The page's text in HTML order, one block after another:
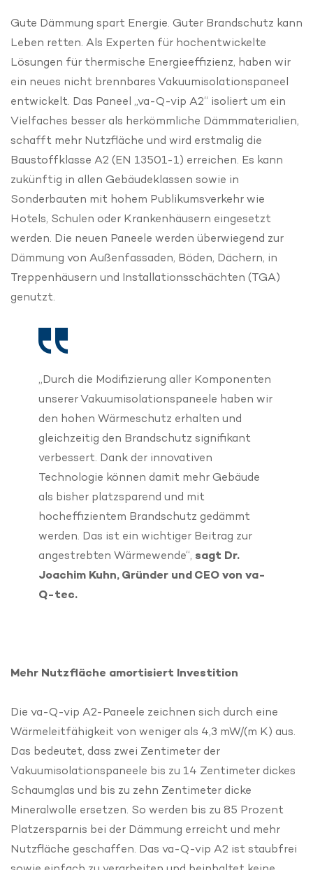
Gute Dämmung spart Energie. Guter Brandschutz kann
Leben retten. Als Experten für hochentwickelte
Lösungen für thermische Energieeffizienz, haben wir
ein neues nicht brennbares Vakuumisolationspaneel
entwickelt. Das Paneel „va-Q-vip A2“ isoliert um ein
Vielfaches besser als herkömmliche Dämmmaterialien,
schafft mehr Nutzfläche und wird erstmalig die
Baustoffklasse A2 (EN 13501-1) erreichen. Es kann
zukünftig in allen Gebäudeklassen sowie in
Sonderbauten mit hohem Publikumsverkehr wie
Hotels, Schulen oder Krankenhäusern eingesetzt
werden. Die neuen Paneele werden überwiegend zur
Dämmung von Außenfassaden, Böden, Dächern, in
Treppenhäusern und Installationsschächten (TGA)
genutzt.
„Durch die Modifizierung aller Komponenten
unserer Vakuumisolationspaneele haben wir
den hohen Wärmeschutz erhalten und
gleichzeitig den Brandschutz signifikant
verbessert. Dank der innovativen
Technologie können damit mehr Gebäude
als bisher platzsparend und mit
hocheffizientem Brandschutz gedämmt
werden. Das ist ein wichtiger Beitrag zur
angestrebten Wärmewende“, sagt Dr.
Joachim Kuhn, Gründer und CEO von va-
Q-tec.
Mehr Nutzfläche amortisiert Investition
Die va-Q-vip A2-Paneele zeichnen sich durch eine
Wärmeleitfähigkeit von weniger als 4,3 mW/(m K) aus.
Das bedeutet, dass zwei Zentimeter der
Vakuumisolationspaneele bis zu 14 Zentimeter dickes
Schaumglas und bis zu zehn Zentimeter dicke
Mineralwolle ersetzen. So werden bis zu 85 Prozent
Platzersparnis bei der Dämmung erreicht und mehr
Nutzfläche geschaffen. Das va-Q-vip A2 ist staubfrei